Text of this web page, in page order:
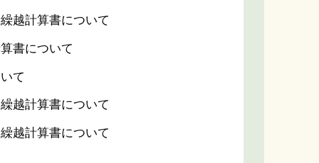
越計算書について
書について
て
越計算書について
越計算書について